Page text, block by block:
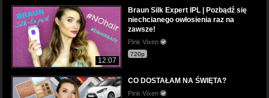
12:07
Braun Silk Expert IPL | Pozbądź się
niechcianego owłosienia raz na
zawsze!
Pink Vixen
720p
CO DOSTAŁAM NA ŚWIĘTA?
Pink Vixen